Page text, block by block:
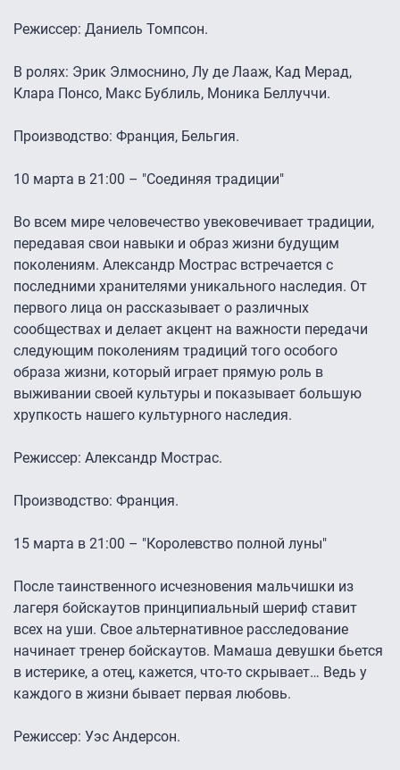
Режиссер: Даниель Томпсон.
В ролях: Эрик Элмоснино, Лу де Лааж, Кад Мерад,
Клара Понсо, Макс Бублиль, Моника Беллуччи.
Производство: Франция, Бельгия.
10 марта в 21:00 – "Соединяя традиции"
Во всем мире человечество увековечивает традиции,
передавая свои навыки и образ жизни будущим
поколениям. Александр Мострас встречается с
последними хранителями уникального наследия. От
первого лица он рассказывает о различных
сообществах и делает акцент на важности передачи
следующим поколениям традиций того особого
образа жизни, который играет прямую роль в
выживании своей культуры и показывает большую
хрупкость нашего культурного наследия.
Режиссер: Александр Мострас.
Производство: Франция.
15 марта в 21:00 – "Королевство полной луны"
После таинственного исчезновения мальчишки из
лагеря бойскаутов принципиальный шериф ставит
всех на уши. Свое альтернативное расследование
начинает тренер бойскаутов. Мамаша девушки бьется
в истерике, а отец, кажется, что-то скрывает… Ведь у
каждого в жизни бывает первая любовь.
Режиссер: Уэс Андерсон.